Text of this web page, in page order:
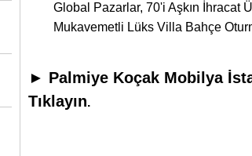
Global Pazarlar, 70'i Aşkın İhracat
Mukavemetli Lüks Villa Bahçe
► Palmiye Koçak Mobilya
Tıklayın.